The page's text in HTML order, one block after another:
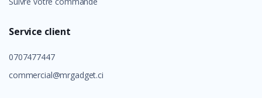
Service client
0707477447
commercial@mrgadget.ci